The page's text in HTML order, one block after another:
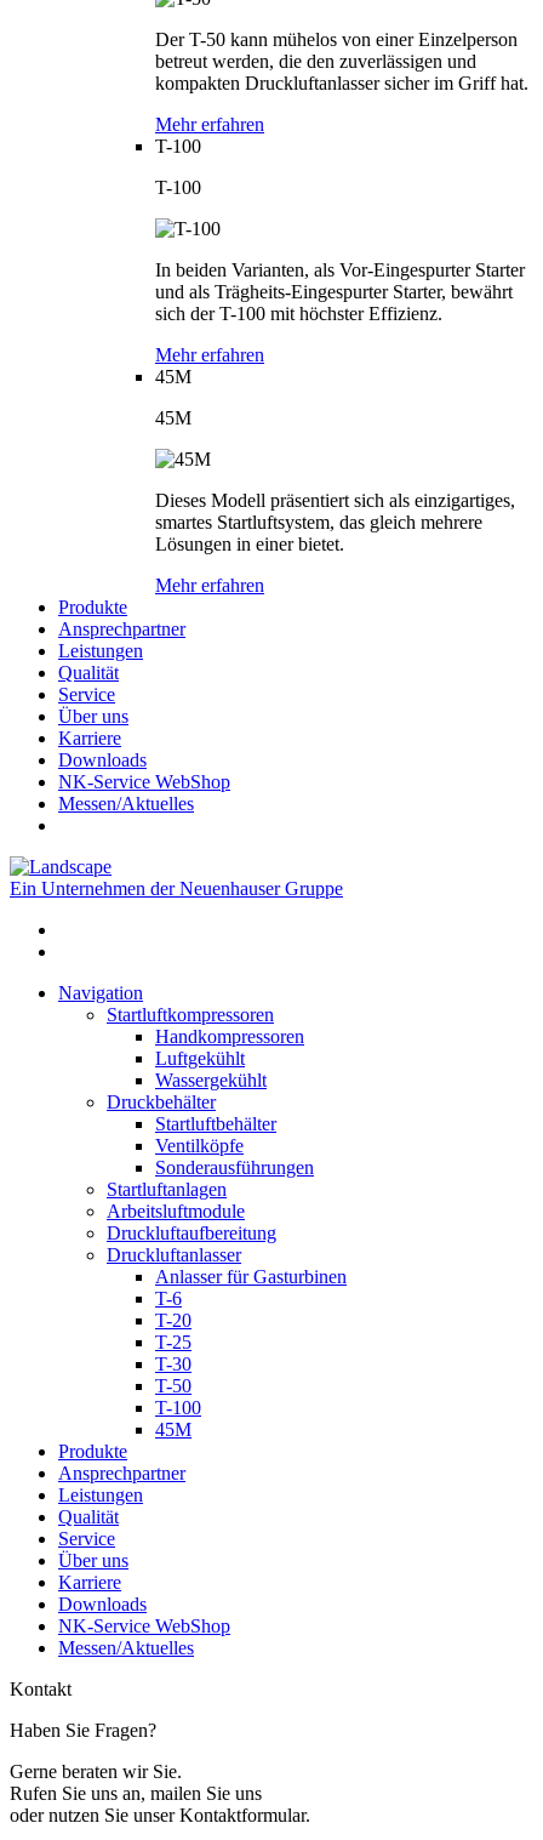
Der T-50 kann mühelos von einer Einzelperson
betreut werden, die den zuverlässigen und
kompakten Druckluftanlasser sicher im Griff hat.
Mehr erfahren
T-100
T-100
In beiden Varianten, als Vor-Eingespurter Starter
und als Trägheits-Eingespurter Starter, bewährt
sich der T-100 mit höchster Effizienz.
Mehr erfahren
45M
45M
Dieses Modell präsentiert sich als einzigartiges,
smartes Startluftsystem, das gleich mehrere
Lösungen in einer bietet.
Mehr erfahren
Produkte
Ansprechpartner
Leistungen
Qualität
Service
Über uns
Karriere
Downloads
NK-Service WebShop
Messen/Aktuelles
Ein Unternehmen der Neuenhauser Gruppe
Navigation
Startluftkompressoren
Handkompressoren
Luftgekühlt
Wassergekühlt
Druckbehälter
Startluftbehälter
Ventilköpfe
Sonderausführungen
Startluftanlagen
Arbeitsluftmodule
Druckluftaufbereitung
Druckluftanlasser
Anlasser für Gasturbinen
T-6
T-20
T-25
T-30
T-50
T-100
45M
Produkte
Ansprechpartner
Leistungen
Qualität
Service
Über uns
Karriere
Downloads
NK-Service WebShop
Messen/Aktuelles
Kontakt
Haben Sie Fragen?
Gerne beraten wir Sie.
Rufen Sie uns an, mailen Sie uns
oder nutzen Sie unser Kontaktformular.